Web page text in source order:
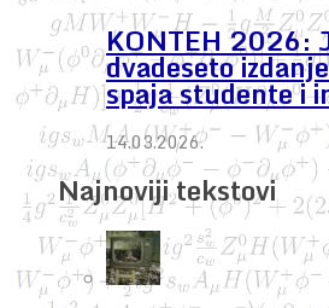
KONTEH 2026:
dvadeseto
spaja studente i
14.03.2026.
Najnoviji tekstovi